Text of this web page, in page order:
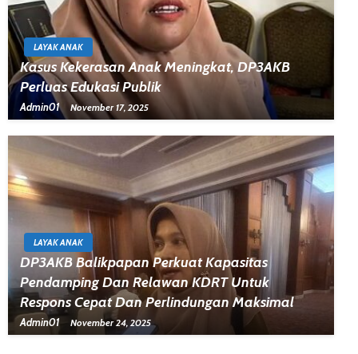
LAYAK ANAK
Kasus Kekerasan Anak Meningkat, DP3AKB
Perluas Edukasi Publik
Admin01 November 17, 2025
LAYAK ANAK
DP3AKB Balikpapan Perkuat Kapasitas
Pendamping Dan Relawan KDRT Untuk
Respons Cepat Dan Perlindungan Maksimal
Admin01 November 24, 2025